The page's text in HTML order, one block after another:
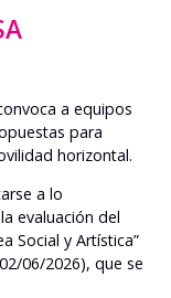
a equipos
para
horizontal.
a lo
evaluación del
Social y Artística”
06/2026), que se